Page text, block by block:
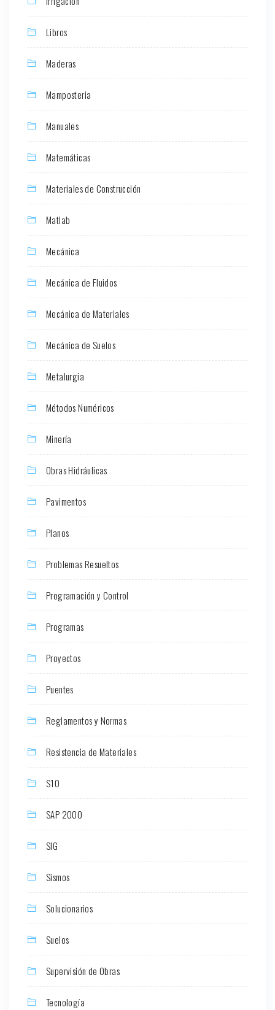
Libros
Maderas
Mamposteria
Manuales
Matemáticas
Materiales de Construcción
Matlab
Mecánica
Mecánica de Fluidos
Mecánica de Materiales
Mecánica de Suelos
Metalurgia
Métodos Numéricos
Minería
Obras Hidráulicas
Pavimentos
Planos
Problemas Resueltos
Programación y Control
Programas
Proyectos
Puentes
Reglamentos y Normas
Resistencia de Materiales
S10
SAP 2000
SIG
Sismos
Solucionarios
Suelos
Supervisión de Obras
Tecnología